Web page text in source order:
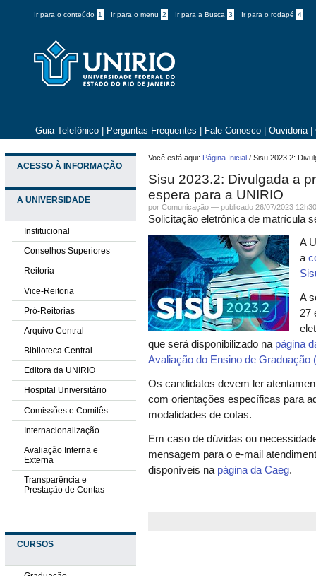
Ir para o conteúdo 1 Ir para o menu 2 Ir para a Busca 3 Ir para o rodapé 4
Guia Telefônico Perguntas Frequentes Fale Conosco Ouvidoria
ACESSO À INFORMAÇÃO
A UNIVERSIDADE
Institucional
Conselhos Superiores
Reitoria
Vice-Reitoria
Pró-Reitorias
Arquivo Central
Biblioteca Central
Editora da UNIRIO
Hospital Universitário
Comissões e Comitês
Internacionalização
Avaliação Interna e
Externa
Transparência e
Prestação de Contas
CURSOS
Você está aqui: Página Inicial /Sisu 2023.2:
Sisu 2023.2: Divulgada a
espera para a UNIRIO
porComunicação —publicado 26/07/2023
Solicitação eletrônica de matrícula
A
a
A
27
que será disponibilizado na página
Avaliação do Ensino de Graduação
Os candidatos devem ler
com orientações específicas para
modalidades de cotas.
Em caso de dúvidas ou
mensagem para o e-mail
disponíveis na página da Caeg.